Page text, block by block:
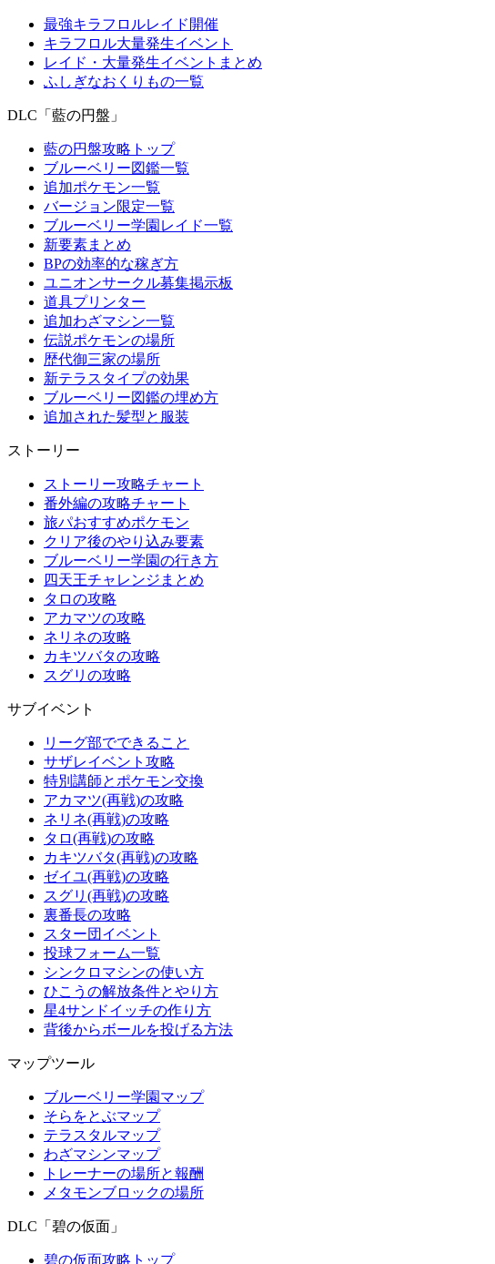
最強キラフロルレイド開催
キラフロル大量発生イベント
レイド・大量発生イベントまとめ
ふしぎなおくりもの一覧
DLC「藍の円盤」
藍の円盤攻略トップ
ブルーベリー図鑑一覧
追加ポケモン一覧
バージョン限定一覧
ブルーベリー学園レイド一覧
新要素まとめ
BPの効率的な稼ぎ方
ユニオンサークル募集掲示板
道具プリンター
追加わざマシン一覧
伝説ポケモンの場所
歴代御三家の場所
新テラスタイプの効果
ブルーベリー図鑑の埋め方
追加された髪型と服装
ストーリー
ストーリー攻略チャート
番外編の攻略チャート
旅パおすすめポケモン
クリア後のやり込み要素
ブルーベリー学園の行き方
四天王チャレンジまとめ
タロの攻略
アカマツの攻略
ネリネの攻略
カキツバタの攻略
スグリの攻略
サブイベント
リーグ部でできること
サザレイベント攻略
特別講師とポケモン交換
アカマツ(再戦)の攻略
ネリネ(再戦)の攻略
タロ(再戦)の攻略
カキツバタ(再戦)の攻略
ゼイユ(再戦)の攻略
スグリ(再戦)の攻略
裏番長の攻略
スター団イベント
投球フォーム一覧
シンクロマシンの使い方
ひこうの解放条件とやり方
星4サンドイッチの作り方
背後からボールを投げる方法
マップツール
ブルーベリー学園マップ
そらをとぶマップ
テラスタルマップ
わざマシンマップ
トレーナーの場所と報酬
メタモンブロックの場所
DLC「碧の仮面」
碧の仮面攻略トップ